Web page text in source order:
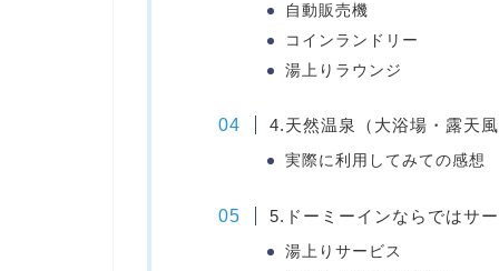
自動販売機
コインランドリー
湯上りラウンジ
4.天然温泉（大浴場・露天風
実際に利用してみての感想
5.ドーミーインならではサ
湯上りサービス